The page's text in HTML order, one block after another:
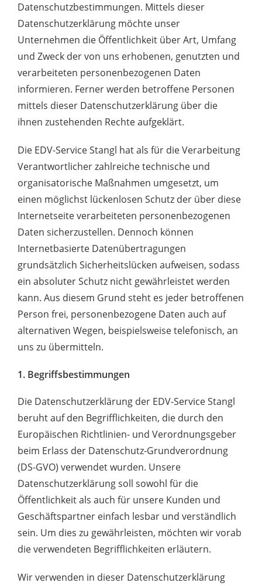
Datenschutzbestimmungen. Mittels dieser
Datenschutzerklärung möchte unser
Unternehmen die Öffentlichkeit über Art, Umfang
und Zweck der von uns erhobenen, genutzten und
verarbeiteten personenbezogenen Daten
informieren. Ferner werden betroffene Personen
mittels dieser Datenschutzerklärung über die
ihnen zustehenden Rechte aufgeklärt.
Die EDV-Service Stangl hat als für die Verarbeitung
Verantwortlicher zahlreiche technische und
organisatorische Maßnahmen umgesetzt, um
einen möglichst lückenlosen Schutz der über diese
Internetseite verarbeiteten personenbezogenen
Daten sicherzustellen. Dennoch können
Internetbasierte Datenübertragungen
grundsätzlich Sicherheitslücken aufweisen, sodass
ein absoluter Schutz nicht gewährleistet werden
kann. Aus diesem Grund steht es jeder betroffenen
Person frei, personenbezogene Daten auch auf
alternativen Wegen, beispielsweise telefonisch, an
uns zu übermitteln.
1. Begriffsbestimmungen
Die Datenschutzerklärung der EDV-Service Stangl
beruht auf den Begrifflichkeiten, die durch den
Europäischen Richtlinien- und Verordnungsgeber
beim Erlass der Datenschutz-Grundverordnung
(DS-GVO) verwendet wurden. Unsere
Datenschutzerklärung soll sowohl für die
Öffentlichkeit als auch für unsere Kunden und
Geschäftspartner einfach lesbar und verständlich
sein. Um dies zu gewährleisten, möchten wir vorab
die verwendeten Begrifflichkeiten erläutern.
Wir verwenden in dieser Datenschutzerklärung